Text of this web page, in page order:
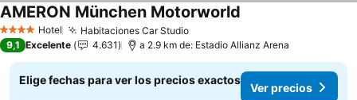
4 EstrellasHotel Habitaciones Car StudioVer precios
AMERON München Motorworld
9,1 Excelente 4.631 a 2.9 km de: Estadio Allianz Arena
Elige fechas para ver los precios exactos
Ver precios